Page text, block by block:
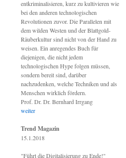
entkriminalisieren, kurz zu kultivieren wie
bei den anderen technologischen
Revolutionen zuvor. Die Parallelen mit
dem wilden Westen und der Blattgold-
Räuberkultur sind nicht von der Hand zu
weisen. Ein anregendes Buch für
diejenigen, die nicht jedem
technologischen Hype folgen müssen,
sondern bereit sind, darüber
nachzudenken, welche Techniken und als
Menschen wirklich fördern.
Prof. Dr. Dr. Bernhard Irrgang
weiter
Trend Magazin
15.1.2018
"Führt die Digitalisierung zu Ende!"